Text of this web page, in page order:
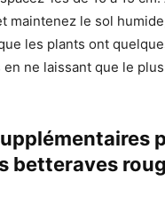
maintenez le sol
les plants ont
ne laissant que le
betteraves